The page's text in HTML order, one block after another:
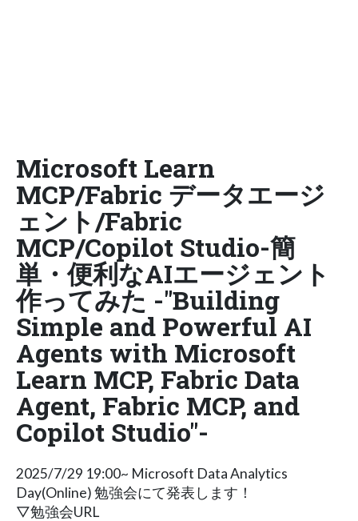
Microsoft Learn
MCP/Fabric データエージ
ェント/Fabric
MCP/Copilot Studio-簡
単・便利なAIエージェント
作ってみた -"Building
Simple and Powerful AI
Agents with Microsoft
Learn MCP, Fabric Data
Agent, Fabric MCP, and
Copilot Studio"-
2025/7/29 19:00~ Microsoft Data Analytics
Day(Online) 勉強会にて発表します！
▽勉強会URL